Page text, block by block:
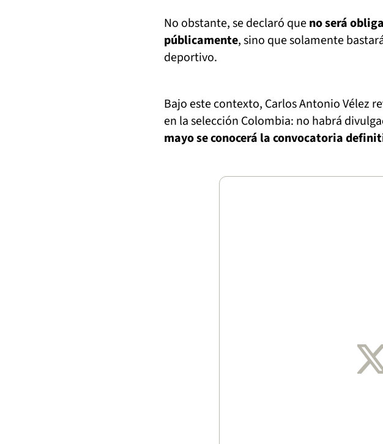
No obstante, se declaró queno será
públicamente, sino que solamente
deportivo.
Bajo este contexto, Carlos Antonio Vélez
en la selección Colombia: no habrá
mayo se conocerá la convocatoria